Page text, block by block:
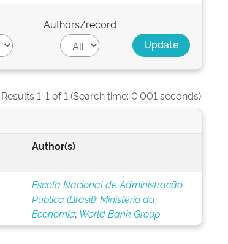
Authors/record
Results 1-1 of 1 (Search time: 0.001 seconds).
Author(s)
Escola Nacional de Administração
Pública (Brasil);Ministério da
Economia;World Bank Group